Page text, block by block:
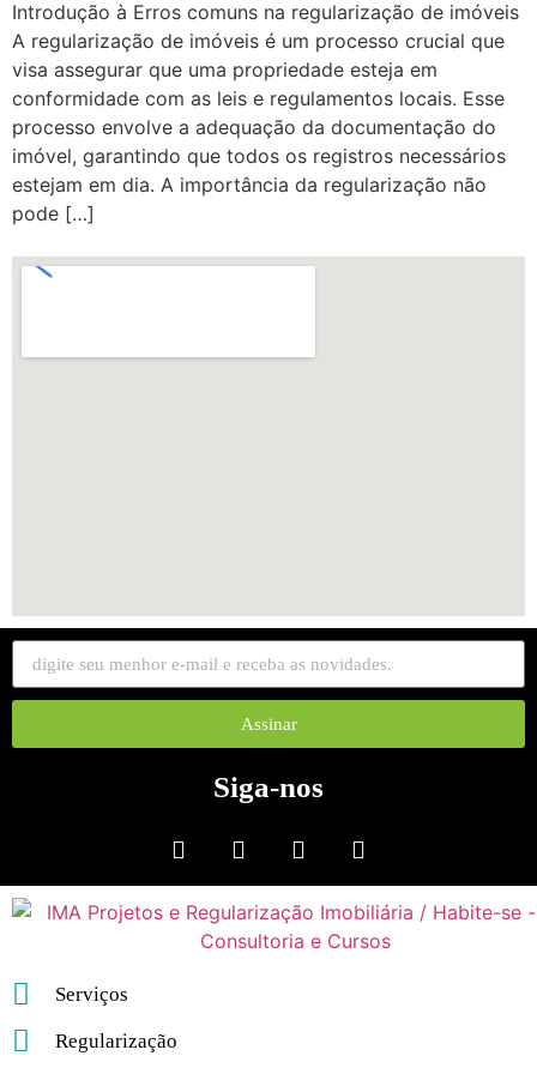
Introdução à Erros comuns na regularização de imóveis
A regularização de imóveis é um processo crucial que
visa assegurar que uma propriedade esteja em
conformidade com as leis e regulamentos locais. Esse
processo envolve a adequação da documentação do
imóvel, garantindo que todos os registros necessários
estejam em dia. A importância da regularização não
pode […]
Assinar
Siga-nos
Serviços
Regularização